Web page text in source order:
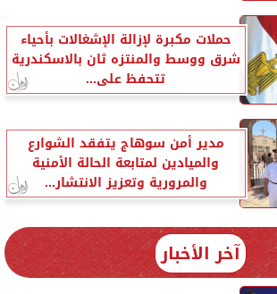
حملات مكبرة لإزالة الإشغالات بأحياء
شرق ووسط والمنتزه ثان بالاسكندرية
تتحفظ على...
مدير أمن سوهاج يتفقد الشوارع
والميادين لمتابعة الحالة الأمنية
والمرورية وتعزيز الانتشار...
آخر الأخبار